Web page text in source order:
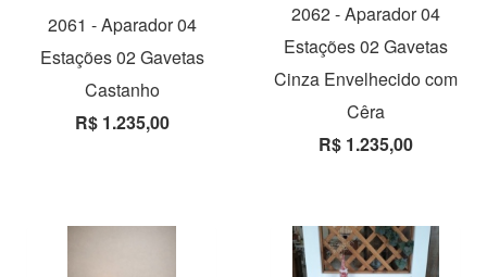
2061 - Aparador 04
Estações 02 Gavetas
Castanho
R$ 1.235,00
2062 - Aparador 04
Estações 02 Gavetas
Cinza Envelhecido com
Cêra
R$ 1.235,00